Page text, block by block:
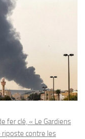
fer clé, « Le Gardiens
contre les